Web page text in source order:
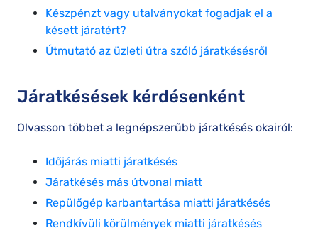
Készpénzt vagy utalványokat fogadjak el a
késett járatért?
Útmutató az üzleti útra szóló járatkésésről
Járatkésések kérdésenként
Olvasson többet a legnépszerűbb járatkésés okairól:
Időjárás miatti járatkésés
Járatkésés más útvonal miatt
Repülőgép karbantartása miatti járatkésés
Rendkívüli körülmények miatti járatkésés